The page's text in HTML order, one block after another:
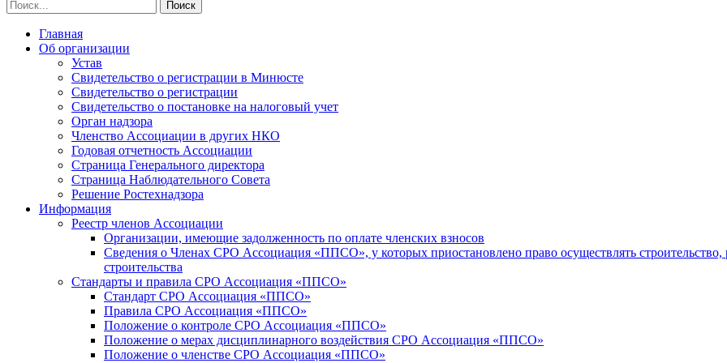
Главная
Об организации
Устав
Свидетельство о регистрации в Минюсте
Свидетельство о регистрации
Свидетельство о постановке на налоговый учет
Орган надзора
Членство Ассоциации в других НКО
Годовая отчетность Ассоциации
Страница Генерального директора
Страница Наблюдательного Совета
Решение Ростехнадзора
Информация
Реестр членов Ассоциации
Организации, имеющие задолженность по оплате членских взносов
Сведения о Членах СРО Ассоциация «ППСО», у которых приостановлено право осуществлять
строительства
Стандарты и правила СРО Ассоциация «ППСО»
Стандарт СРО Ассоциация «ППСО»
Правила СРО Ассоциация «ППСО»
Положение о контроле СРО Ассоциация «ППСО»
Положение о мерах дисциплинарного воздействия СРО Ассоциация «ППСО»
Положение о членстве СРО Ассоциация «ППСО»